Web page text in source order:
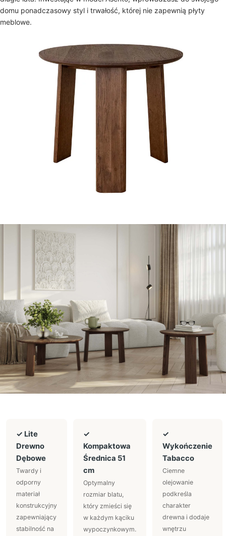
domu ponadczasowy styl i trwałość, której nie zapewnią płyty
meblowe.
✓ Lite
Drewno
Dębowe
Twardy i
odporny
materiał
konstrukcyjny
zapewniający
stabilność na
✓
Kompaktowa
Średnica 51
cm
Optymalny
rozmiar blatu,
który zmieści się
w każdym kąciku
wypoczynkowym.
✓
Wykończenie
Tabacco
Ciemne
olejowanie
podkreśla
charakter
drewna i dodaje
wnętrzu